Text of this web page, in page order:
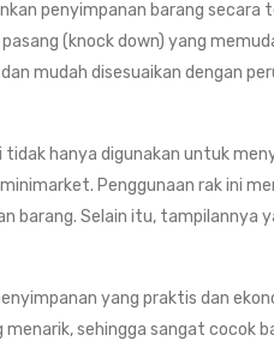
penyimpanan barang
(knock down) yang
mudah disesuaikan dengan
hanya digunakan untuk
Penggunaan rak ini
barang. Selain itu, tampilannya
yang praktis dan
sehingga sangat cocok